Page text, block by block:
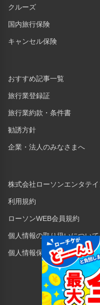
クルーズ
国内旅行保険
キャンセル保険
おすすめ記事一覧
旅行業登録証
旅行業約款・条件書
勧誘方針
企業・法人のみなさまへ
株式会社ローソンエンタテイ
利用規約
ローソンWEB会員規約
個人情報の取り扱いについて
個人情報保護方針